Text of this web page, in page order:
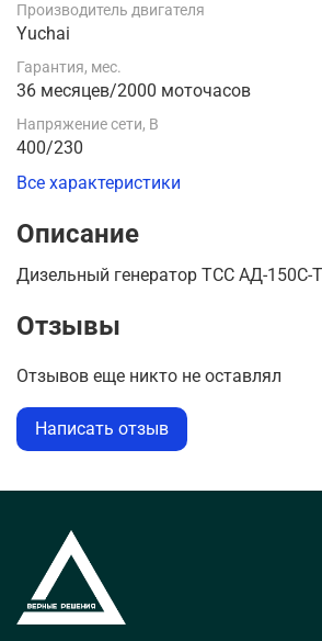
Производитель двигателя
Yuchai
Гарантия, мес.
36 месяцев/2000 моточасов
Напряжение сети, В
400/230
Все характеристики
Описание
Дизельный генератор ТСС АД-
Отзывы
Отзывов еще никто не оставлял
Написать отзыв